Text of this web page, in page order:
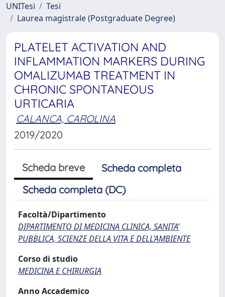
UNITesi
Tesi
Laurea magistrale (Postgraduate Degree)
PLATELET ACTIVATION AND
INFLAMMATION MARKERS DURING
OMALIZUMAB TREATMENT IN
CHRONIC SPONTANEOUS
URTICARIA
CALANCA, CAROLINA
2019/2020
Scheda breve
Scheda completa
Scheda completa (DC)
Facoltà/Dipartimento
DIPARTIMENTO DI MEDICINA CLINICA, SANITA’
PUBBLICA, SCIENZE DELLA VITA E DELL’AMBIENTE
Corso di studio
MEDICINA E CHIRURGIA
Anno Accademico